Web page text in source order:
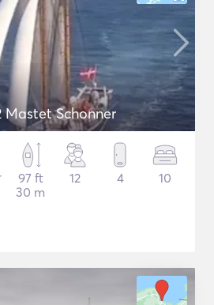
Mastet Schonner
97 ft
30 m
12 4 10